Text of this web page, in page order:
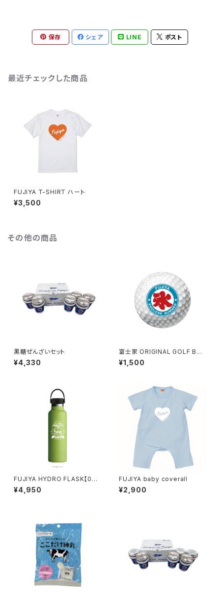
保存 シェア LINE ポスト
最近チェックした商品
FUJIYA T-SHIRT ハート
¥3,500
その他の商品
黒糖ぜんざいセット
¥4,330
富士家 ORIGINAL GOLF BAL
L
¥1,500
FUJIYA HYDRO FLASK【00
3】
¥4,950
FUJIYA baby coverall
¥2,900